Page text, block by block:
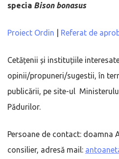
specia Bison bonasus
Proiect Ordin Referat de
Cetățenii și instituțiile
opinii/propuneri/sugestii, în
publicării, pe site-ul
Pădurilor.
Persoane de contact: doamna
consilier, adresă mail: